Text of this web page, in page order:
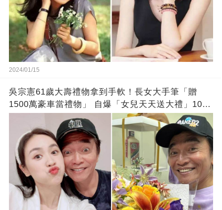
2024/01/15
吳宗憲61歲大壽禮物拿到手軟！長女大手筆「贈
1500萬豪車當禮物」 自爆「女兒天天送大禮」10年
徒弟也不甘示弱!